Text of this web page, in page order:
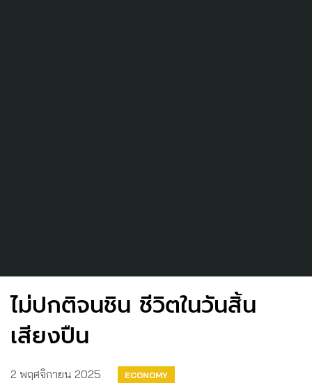
ไม่ปกติจนชิน ชีวิตในวันสิ้น
เสียงปืน
2 พฤศจิกายน 2025 ECONOMY